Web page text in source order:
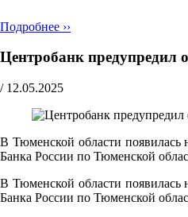
Подробнее ››
Центробанк предупредил
/ 12.05.2025
В Тюменской области появилась
Банка России по Тюменской
В Тюменской области появилась
Банка России по Тюменской